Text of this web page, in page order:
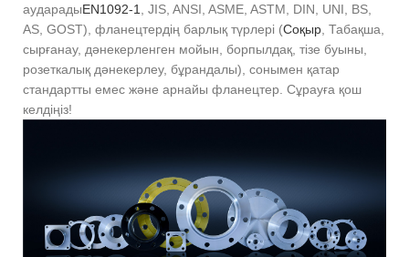
аударадыEN1092-1
, JIS, ANSI, ASME, ASTM, DIN, UNI, BS,
AS, GOST), фланецтердің барлық түрлері (Соқыр , Табақша,
сырғанау, дәнекерленген мойын, борпылдақ, тізе буыны,
розеткалық дәнекерлеу, бұрандалы), сонымен қатар
стандартты емес және арнайы фланецтер. Сұрауға қош
келдіңіз!